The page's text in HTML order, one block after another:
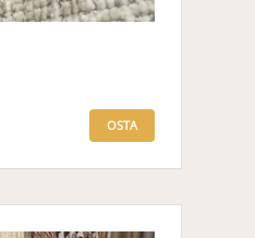
OSTA